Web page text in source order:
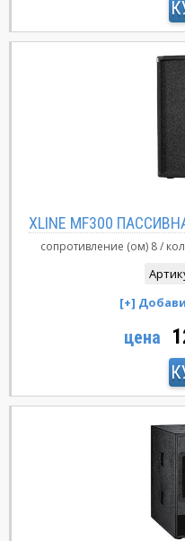
XLINE MF300
сопротивление (ом) 8
цена